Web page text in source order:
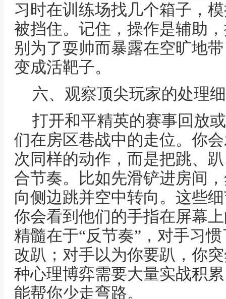
习时在训练场找几个箱子，
被挡住。记住，操作是辅助
别为了耍帅而暴露在空旷地
变成活靶子。
六、观察顶尖玩家的处理
打开和平精英的赛事回放
们在房区巷战中的走位。你
次同样的动作，而是把跳、
合节奏。比如先滑铲进房间
向侧边跳并空中转向。这些
你会看到他们的手指在屏幕
精髓在于“反节奏”，对手习
改趴；对手以为你要趴，你
种心理博弈需要大量实战积
能帮你少走弯路。